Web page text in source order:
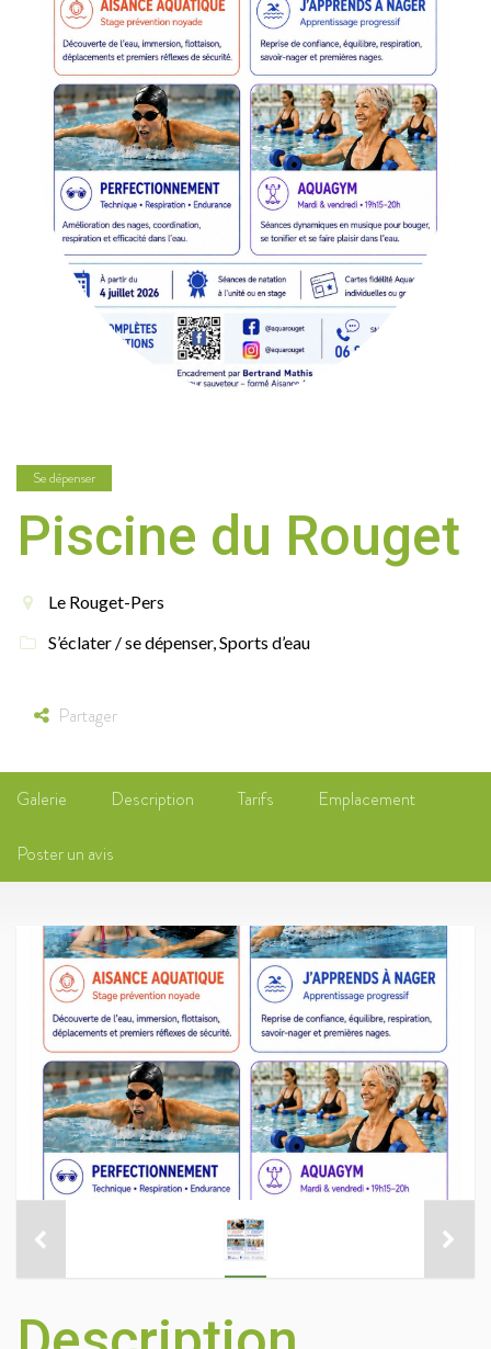
Se dépenser
Piscine du Rouget
Le Rouget-Pers
S’éclater / se dépenser,Sports d’eau
Partager
Galerie Description Tarifs Emplacement
Poster un avis